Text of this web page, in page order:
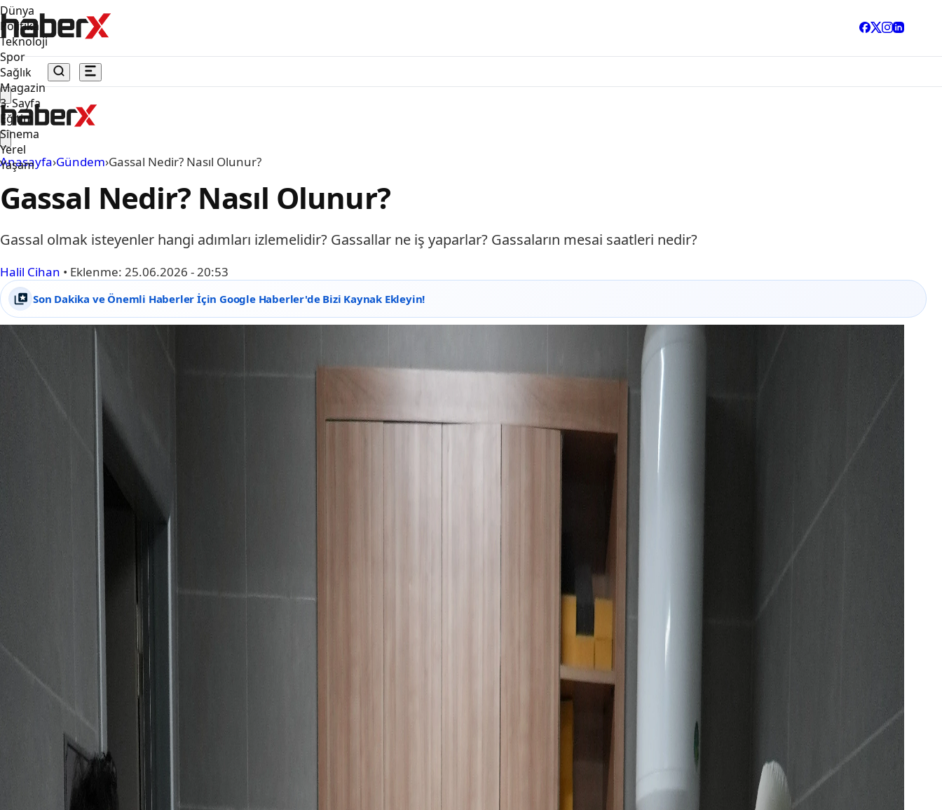
Dünya
Politika
Teknoloji
Spor
Sağlık
Magazin
3. Sayfa
Eğitim
Sinema
Yerel
Yaşam
Anasayfa›Gündem›Gassal Nedir? Nasıl Olunur?
Gassal Nedir? Nasıl Olunur?
Gassal olmak isteyenler hangi adımları izlemelidir? Gassallar ne iş yaparlar? Gassaların mesai saatleri nedir?
Halil Cihan • Eklenme: 25.06.2026 - 20:53
Son Dakika ve Önemli Haberler İçin Google Haberler'de Bizi Kaynak Ekleyin!